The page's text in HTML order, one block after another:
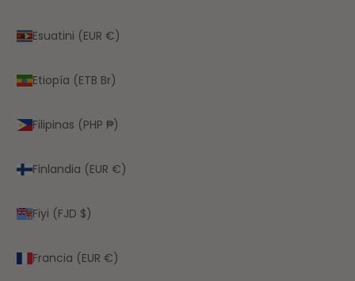
Esuatini (EUR €)
Etiopía (ETB Br)
Filipinas (PHP ₱)
Finlandia (EUR €)
Fiyi (FJD $)
Francia (EUR €)